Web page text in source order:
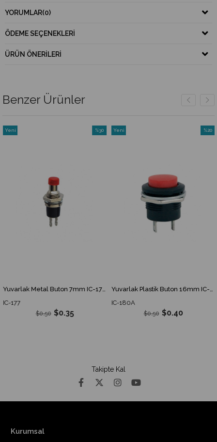
YORUMLAR(0)
ÖDEME SEÇENEKLERI
ÜRÜN ÖNERILERI
Benzer Ürünler
Yuvarlak Metal Buton 7mm IC-177 IC 177 IC177
IC-177
$0.35
$0.50
%30
Yeni
Yuvarlak Plastik Buton 16mm IC-180A IC 180A IC180A
IC-180A
$0.40
$0.50
%20
Yeni
Takipte Kal
Kurumsal